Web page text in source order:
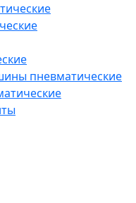
пневматические